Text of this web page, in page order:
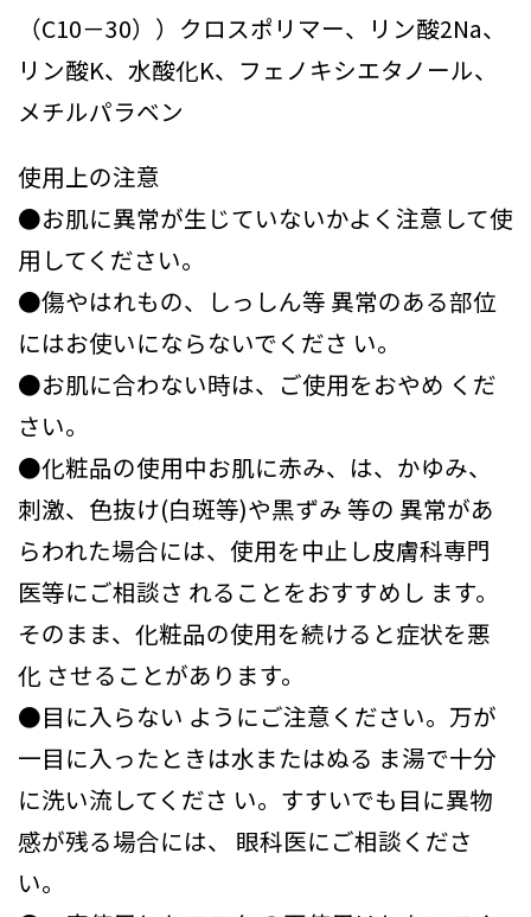
（C10－30））クロスポリマー、リン酸2Na、
リン酸K、水酸化K、フェノキシエタノール、
メチルパラベン
使用上の注意
●お肌に異常が生じていないかよく注意して使
用してください。
●傷やはれもの、しっしん等 異常のある部位
にはお使いにならないでくださ い。
●お肌に合わない時は、ご使用をおやめ くだ
さい。
●化粧品の使用中お肌に赤み、は、かゆみ、
刺激、色抜け(白斑等)や黒ずみ 等の 異常があ
らわれた場合には、使用を中止し皮膚科専門
医等にご相談さ れることをおすすめし ます。
そのまま、化粧品の使用を続けると症状を悪
化 させることがあります。
●目に入らない ようにご注意ください。万が
一目に入ったときは水またはぬる ま湯で十分
に洗い流してくださ い。すすいでも目に異物
感が残る場合には、 眼科医にご相談くださ
い。